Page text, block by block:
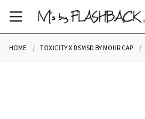
HOME TOXICITY X DSMSD BY MOUR CAP